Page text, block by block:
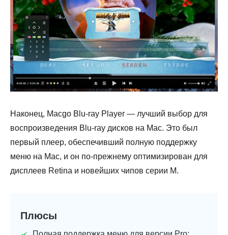
Наконец, Macgo Blu-ray Player — лучший выбор для
воспроизведения Blu-ray дисков на Mac. Это был
первый плеер, обеспечивший полную поддержку
меню на Mac, и он по-прежнему оптимизирован для
дисплеев Retina и новейших чипов серии M.
Плюсы